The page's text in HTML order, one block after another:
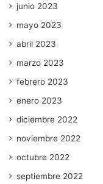
junio 2023
mayo 2023
abril 2023
marzo 2023
febrero 2023
enero 2023
diciembre 2022
noviembre 2022
octubre 2022
septiembre 2022